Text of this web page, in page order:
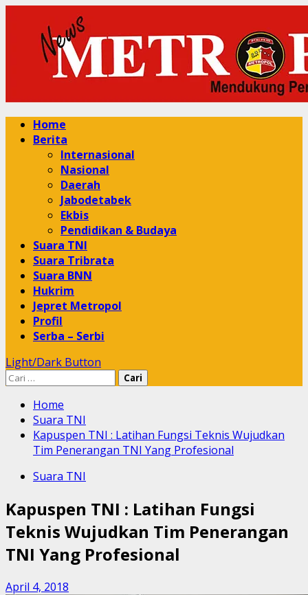
content
Primary
Menu
Home
Berita
Internasional
Nasional
Daerah
Jabodetabek
Ekbis
Pendidikan & Budaya
Suara TNI
Suara Tribrata
Suara BNN
Hukrim
Jepret Metropol
Profil
Serba – Serbi
Light/Dark Button
Cari
Home
Suara TNI
Kapuspen TNI : Latihan Fungsi Teknis Wujudkan
Tim Penerangan TNI Yang Profesional
Suara TNI
Kapuspen TNI : Latihan Fungsi
Teknis Wujudkan Tim Penerangan
TNI Yang Profesional
April 4, 2018